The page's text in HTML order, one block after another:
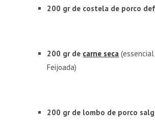
200 gr de costela de porco
200 gr de carne seca
Feijoada)
200 gr de lombo de porco